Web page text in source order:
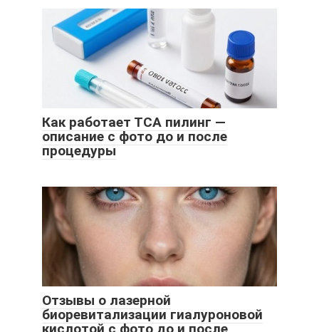
Как работает ТСА пилинг —
описание с фото до и после
процедуры
Отзывы о лазерной
биоревитализации гиалуроновой